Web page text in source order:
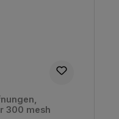
300 mesh